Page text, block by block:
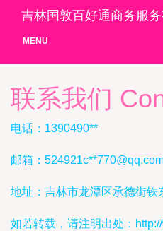
吉林国敦百好通商务服务
MENU
联系我们
电话：1390490**
邮箱：524921c**
地址：吉林市龙潭区承德街铁
如若转载，请注明出处：